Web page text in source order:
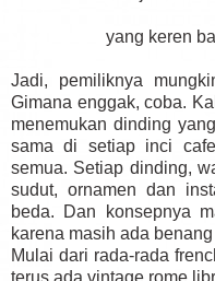
yang keren
Jadi, pemiliknya
Gimana enggak, coba.
menemukan dinding
sama di setiap inci
semua. Setiap dinding,
sudut, ornamen dan
beda. Dan konsepnya
karena masih ada
Mulai dari rada-rada